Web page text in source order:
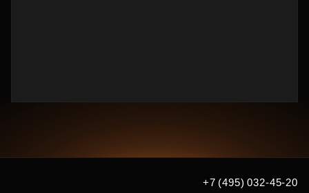
+7 (495) 032-45-20